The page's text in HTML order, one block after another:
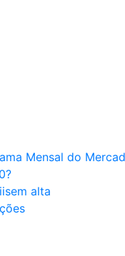
Mensal do
em alta